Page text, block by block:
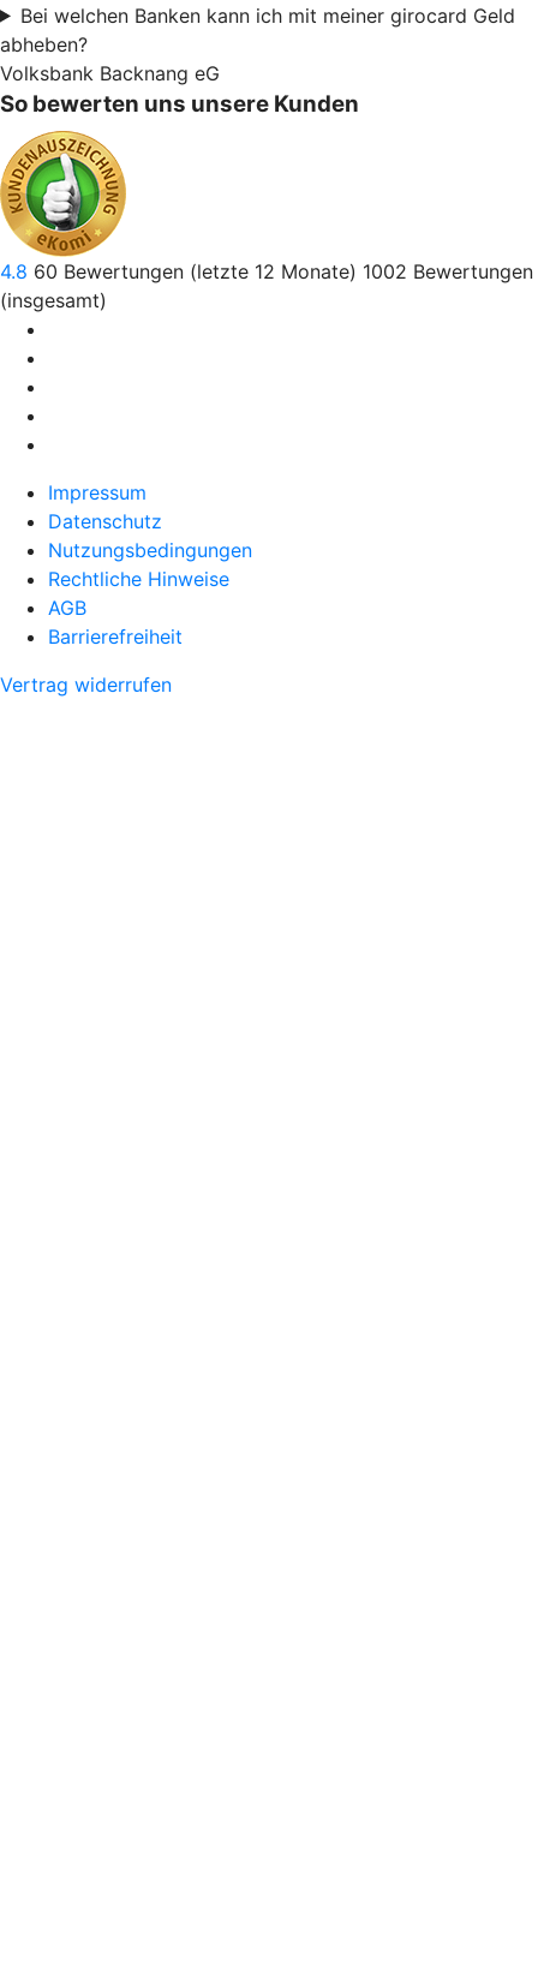
Bei welchen Banken kann ich mit meiner girocard Geld
abheben?
Volksbank Backnang eG
So bewerten uns unsere Kunden
4.8 60 Bewertungen (letzte 12 Monate) 1002 Bewertungen
(insgesamt)
Impressum
Datenschutz
Nutzungsbedingungen
Rechtliche Hinweise
AGB
Barrierefreiheit
Vertrag widerrufen